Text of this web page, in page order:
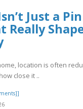
Just a
Really
location is often
close it ..